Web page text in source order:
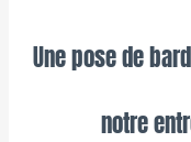
Une pose de
notre